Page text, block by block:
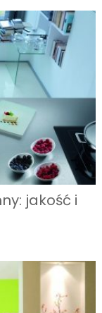
jakość i